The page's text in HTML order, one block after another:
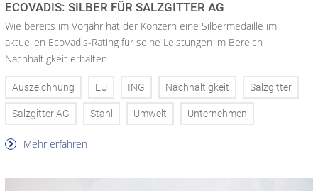
ECOVADIS: SILBER FÜR SALZGITTER AG
Wie bereits im Vorjahr hat der Konzern eine Silbermedaille im
aktuellen EcoVadis-Rating für seine Leistungen im Bereich
Nachhaltigkeit erhalten
Auszeichnung EU ING Nachhaltigkeit Salzgitter
Salzgitter AG Stahl Umwelt Unternehmen
Mehr erfahren